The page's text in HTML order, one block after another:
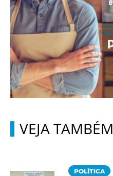
VEJA TAMBÉM
POLÍTICA